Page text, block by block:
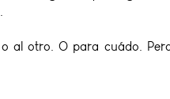
al otro. O para cuádo.